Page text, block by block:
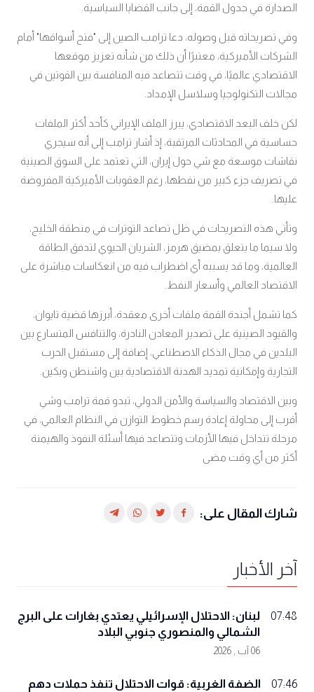
الصدارة في جدول القمة، إلى جانب القضايا السياسية.
وفي تصريحاته قبل وصوله، دعا ترامب الصين إلى "فتح أسواقها" أمام
الشركات الأميركية، معتبرًا أن ذلك من شأنه تعزيز موقعها
الاقتصادي عالميًا، في وقت تتصاعد فيه المنافسة بين القوتين في
مجالات التكنولوجيا وسلاسل الإمداد.
لكن خلف البعد الاقتصادي، يبرز الملف الإيراني كأحد أكثر الملفات
حساسية في المحادثات المرتقبة، إذ أشار ترامب إلى أنه سيجري
نقاشات موسعة مع شي حول إيران، التي تعتمد على السوق الصينية
في تصريف جزء كبير من نفطها، رغم العقوبات الأميركية المفروضة
عليها.
وتأتي هذه التصريحات في ظل تصاعد التوترات في منطقة الخليج،
ولا سيما ما يتعلق بمضيق هرمز، الشريان الحيوي لتدفق الطاقة
العالمية، وما قد يسببه أي اضطراب فيه من انعكاسات مباشرة على
الاقتصاد العالمي وأسعار النفط.
كما تشمل أجندة القمة ملفات أخرى معقدة، أبرزها قضية تايوان،
والقيود الصينية على تصدير المعادن النادرة، والتنافس المتسارع بين
البلدين في مجال الذكاء الاصطناعي، إضافة إلى مستقبل الحرب
التجارية وإمكانية تمديد الهدنة الاقتصادية بين واشنطن وبكين.
وبين الاقتصاد والسياسة والأمن الدولي، تبدو قمة ترامب وشي
أقرب إلى محاولة إعادة رسم خطوط التوازن في النظام العالمي، في
مرحلة تتداخل فيها الأزمات وتتصاعد فيها أسئلة النفوذ والهيمنة
أكثر من أي وقت مضى
شارك المقال على:
آخر الأخبار
07:48
لبنان: الاحتلال الإسرائيلي يعتدي بغارات على البرج
الشمالي والمنصوري جنوبي البلاد
06 آب , 2026
07:46
الضفة الغربية: قوات الاحتلال تنفذ حملات دهم